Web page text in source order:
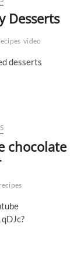
Desserts
video
desserts
chocolate
recipes